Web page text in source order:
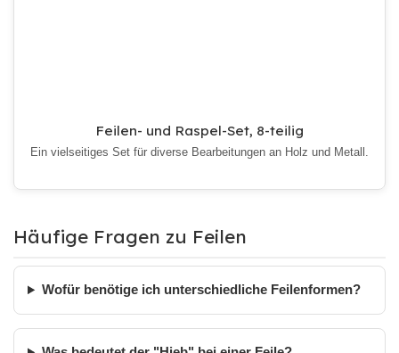
Feilen- und Raspel-Set, 8-teilig
Ein vielseitiges Set für diverse Bearbeitungen an Holz und Metall.
Häufige Fragen zu Feilen
Wofür benötige ich unterschiedliche Feilenformen?